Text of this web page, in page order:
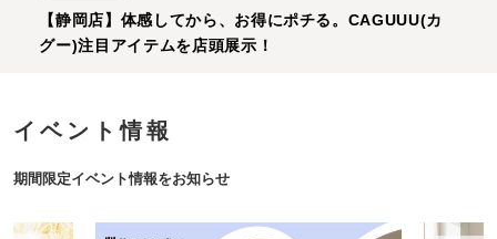
【静岡店】体感してから、お得にポチる。CAGUUU(カ
グー)注目アイテムを店頭展示！
イベント情報
期間限定イベント情報をお知らせ